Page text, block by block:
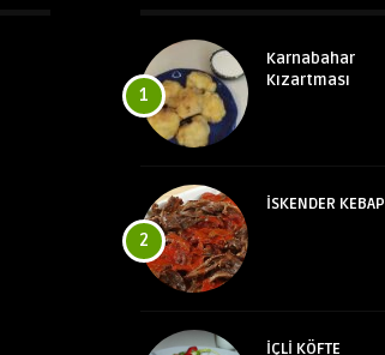
1
Karnabahar
Kızartması
2
İSKENDER KEBAP
İÇLİ KÖFTE